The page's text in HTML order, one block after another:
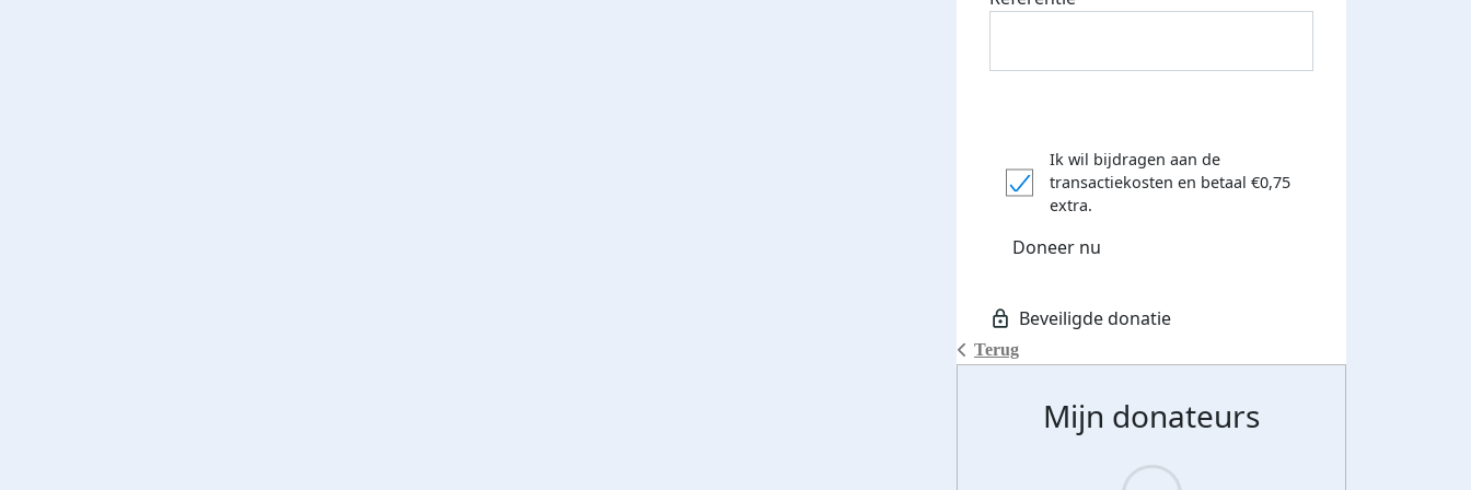
Terug
Ik wil bijdragen aan de
transactiekosten en betaal €0,75
extra.
Doneer nu
Mijn donateurs